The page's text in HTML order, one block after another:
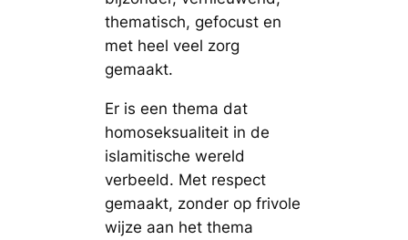
thematisch, gefocust en
met heel veel zorg
gemaakt.
Er is een thema dat
homoseksualiteit in de
islamitische wereld
verbeeld. Met respect
gemaakt, zonder op frivole
wijze aan het thema